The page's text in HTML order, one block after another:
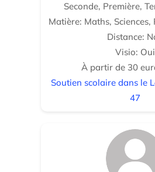
Seconde, Première,
Matière: Maths,
Distance:
Visio: Oui
À partir de 30
Soutien scolaire dans le
47